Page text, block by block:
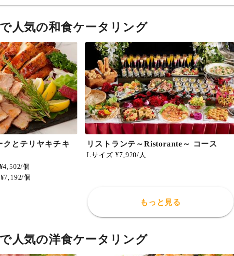
人気の和食ケータリング
クとテリヤキチキ
個
個
リストランテ～Ristorante～ コース
Lサイズ ¥7,920/人
もっと見る
人気の洋食ケータリング